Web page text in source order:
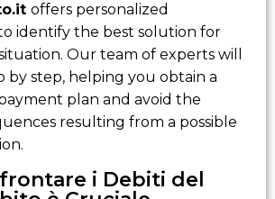
offers personalized
identify the best solution for
Our team of experts will
by step, helping you obtain a
plan and avoid the
resulting from a possible
i Debiti del